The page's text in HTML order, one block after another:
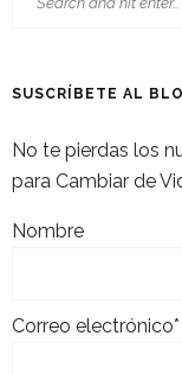
SUSCRÍBETE AL
No te pierdas los
para Cambiar de
Nombre
Correo electrónico*